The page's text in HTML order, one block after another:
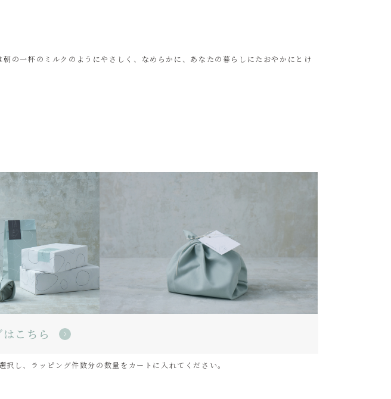
の一杯のミルクのようにやさしく、なめらかに、あなたの暮らしにたおやかにとけ
こちら
し、ラッピング件数分の数量をカートに入れてください。